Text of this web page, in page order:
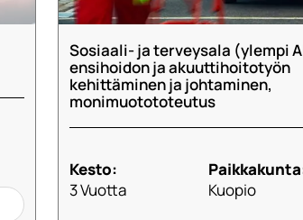
Sosiaali- ja terveysala (ylempi
ensihoidon ja akuuttihoitotyön
kehittäminen ja johtaminen,
monimuotototeutus
Kesto:
3 Vuotta
Kuopio